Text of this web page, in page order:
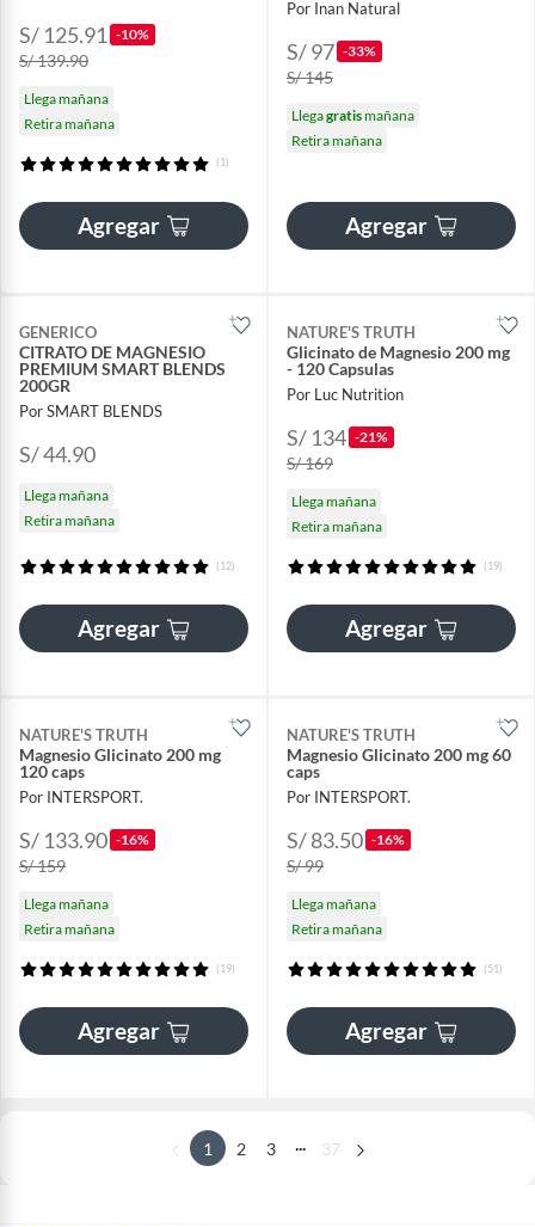
S/ 125.91 -10%
S/ 139.90
Llega mañana
Retira mañana
(1)
Agregar
Por Inan Natural
S/ 97 -33%
S/ 145
Llegagratismañana
Retira mañana
Agregar
GENERICO
CITRATO DE MAGNESIO
PREMIUM SMART BLENDS
200GR
Por SMART BLENDS
S/ 44.90
Llega mañana
Retira mañana
(12)
Agregar
NATURE'S TRUTH
Glicinato de Magnesio 200 mg
- 120 Capsulas
Por Luc Nutrition
S/ 134 -21%
S/ 169
Llega mañana
Retira mañana
(19)
Agregar
NATURE'S TRUTH
Magnesio Glicinato 200 mg
120 caps
Por INTERSPORT.
S/ 133.90 -16%
S/ 159
Llega mañana
Retira mañana
(19)
Agregar
NATURE'S TRUTH
Magnesio Glicinato 200 mg 60
caps
Por INTERSPORT.
S/ 83.50 -16%
S/ 99
Llega mañana
Retira mañana
(51)
Agregar
1 2 3 37